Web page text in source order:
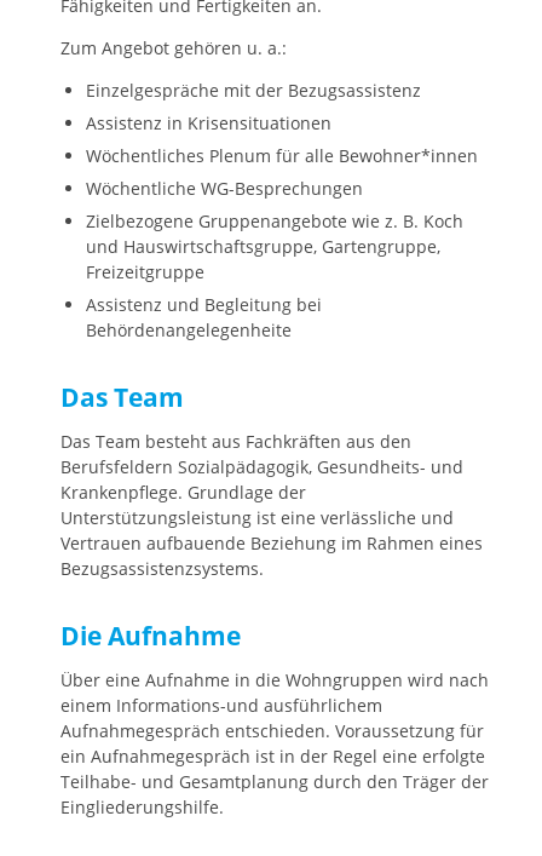
Fähigkeiten und Fertigkeiten an.
Zum Angebot gehören u. a.:
Einzelgespräche mit der Bezugsassistenz
Assistenz in Krisensituationen
Wöchentliches Plenum für alle Bewohner*innen
Wöchentliche WG-Besprechungen
Zielbezogene Gruppenangebote wie z. B. Koch
und Hauswirtschaftsgruppe, Gartengruppe,
Freizeitgruppe
Assistenz und Begleitung bei
Behördenangelegenheite
Das Team
Das Team besteht aus Fachkräften aus den
Berufsfeldern Sozialpädagogik, Gesundheits- und
Krankenpflege. Grundlage der
Unterstützungsleistung ist eine verlässliche und
Vertrauen aufbauende Beziehung im Rahmen eines
Bezugsassistenzsystems.
Die Aufnahme
Über eine Aufnahme in die Wohngruppen wird nach
einem Informations-und ausführlichem
Aufnahmegespräch entschieden. Voraussetzung für
ein Aufnahmegespräch ist in der Regel eine erfolgte
Teilhabe- und Gesamtplanung durch den Träger der
Eingliederungshilfe.